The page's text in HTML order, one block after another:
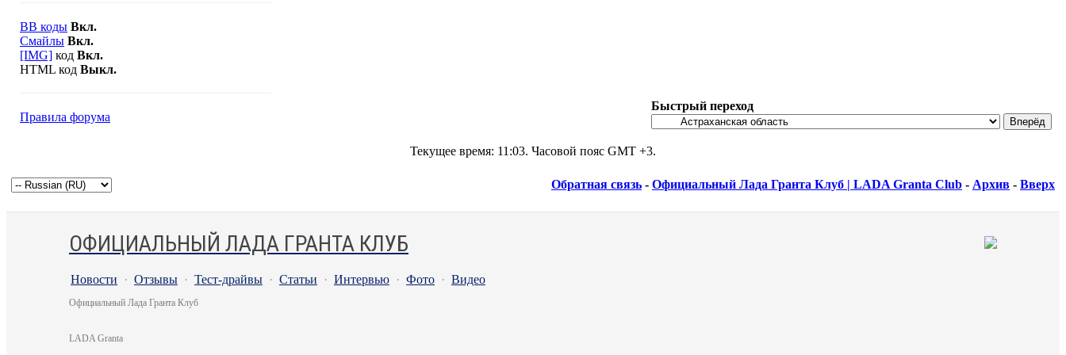
BB коды Вкл.
Смайлы Вкл.
[IMG] код Вкл.
HTML код Выкл.
Правила форума
Быстрый переход
Текущее время: 11:03. Часовой пояс GMT +3.
Обратная связь - Официальный Лада Гранта Клуб | LADA Granta Club - Архив - Вверх
ОФИЦИАЛЬНЫЙ ЛАДА ГРАНТА КЛУБ
Новости · Отзывы · Тест-драйвы · Статьи · Интервью · Фото · Видео
Официальный Лада Гранта Клуб
LADA Granta